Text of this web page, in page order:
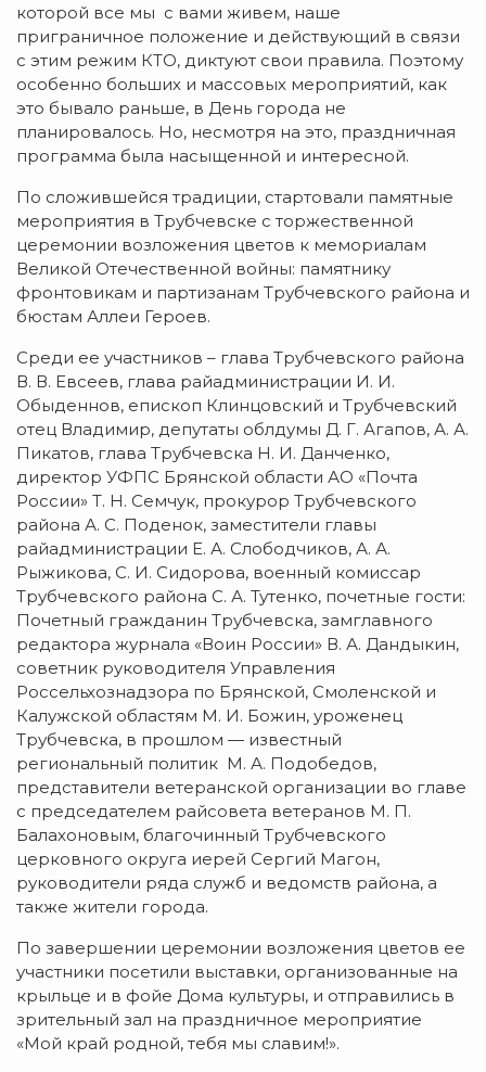
которой все мы с вами живем, наше
приграничное положение и действующий в связи
с этим режим КТО, диктуют свои правила. Поэтому
особенно больших и массовых мероприятий, как
это бывало раньше, в День города не
планировалось. Но, несмотря на это, праздничная
программа была насыщенной и интересной.
По сложившейся традиции, стартовали памятные
мероприятия в Трубчевске с торжественной
церемонии возложения цветов к мемориалам
Великой Отечественной войны: памятнику​
фронтовикам и партизанам Трубчевского района и
бюстам Аллеи Героев.
Среди ее участников – глава Трубчевского района
В. В. Евсеев, глава райадминистрации И. И.
Обыденнов, епископ Клинцовский и Трубчевский
отец Владимир, депутаты облдумы Д. Г. Агапов, А. А.
Пикатов, глава Трубчевска Н. И. Данченко,
директор УФПС Брянской области АО «Почта
России» Т. Н. Семчук, прокурор Трубчевского
района А. С. Поденок, заместители главы
райадминистрации Е. А. Слободчиков, А. А.
Рыжикова, С. И. Сидорова, военный комиссар
Трубчевского района С. А. Тутенко, почетные гости:
Почетный гражданин Трубчевска, замглавного
редактора журнала «Воин России» В. А. Дандыкин,
советник руководителя Управления
Россельхознадзора по Брянской, Смоленской и
Калужской областям М. И. Божин, уроженец
Трубчевска, в прошлом — известный
региональный политик М. А. Подобедов,
представители ветеранской организации во главе
с председателем райсовета ветеранов М. П.
Балахоновым, благочинный Трубчевского
церковного округа иерей Сергий Магон,
руководители ряда служб и ведомств района, а
также жители города.
По завершении церемонии возложения цветов ее
участники посетили выставки, организованные на
крыльце и в фойе Дома культуры, и отправились в
зрительный зал на праздничное мероприятие
«Мой край родной, тебя мы славим!».